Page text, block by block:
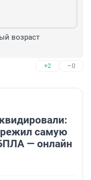
возраст
+2 –0
самую
— онлайн